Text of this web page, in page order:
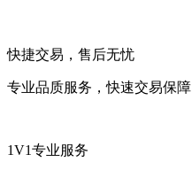
快捷交易，售后无忧
专业品质服务，快速交易保障
1V1专业服务